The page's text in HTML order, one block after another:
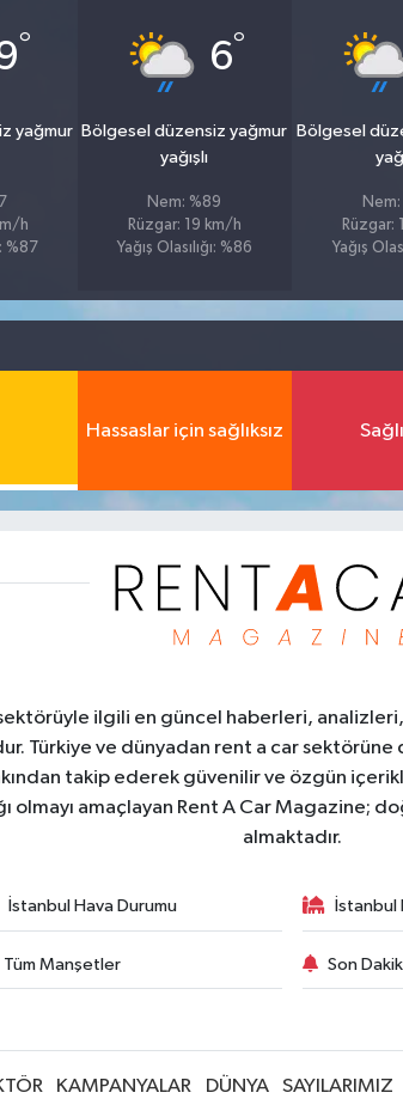
°
yağmur
h
%87
6°
Bölgesel düzensiz yağmur
yağışlı
Nem: %89
Rüzgar: 19 km/h
Yağış Olasılığı: %86
Bölgesel
Rüzgar:
Yağış
Hassaslar için sağlıksız
ilgili en güncel haberleri,
Türkiye ve dünyadan rent a car
takip ederek güvenilir ve özgün
olmayı amaçlayan Rent A Car Magazine;
almaktadır.
İstanbul Hava Durumu İstanbul
Tüm Manşetler Son
KAMPANYALAR DÜNYA SAYILARIMIZ